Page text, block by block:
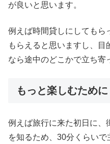
が良いと思います。
例えば時間貸しにしてもら
もらえると思いますし、
なら途中のどこかで立ち寄
もっと楽しむために
例えば旅行に来た初日に、
を知るため、30分くらい